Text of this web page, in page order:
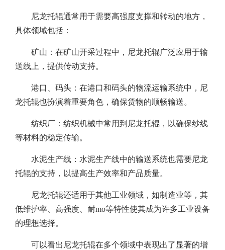
尼龙托辊通常用于需要高强度支撑和转动的地方，
具体领域包括：
矿山：在矿山开采过程中，尼龙托辊广泛应用于输
送线上，提供传动支持。
港口、码头：在港口和码头的物流运输系统中，尼
龙托辊也扮演着重要角色，确保货物的顺畅输送。
纺织厂：纺织机械中常用到尼龙托辊，以确保纱线
等材料的稳定传输。
水泥生产线：水泥生产线中的输送系统也需要尼龙
托辊的支持，以提高生产效率和产品质量。
尼龙托辊还适用于其他工业领域，如制造业等，其
低维护率、高强度、耐mo等特性使其成为许多工业设备
的理想选择。
可以看出尼龙托辊在多个领域中表现出了显著的增